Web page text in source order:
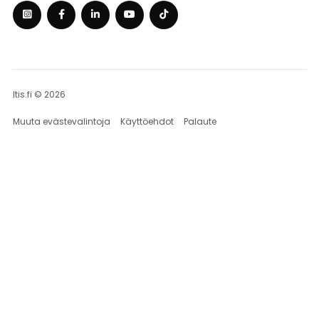
Itis.fi © 2026
Muuta evästevalintoja Käyttöehdot Palaute